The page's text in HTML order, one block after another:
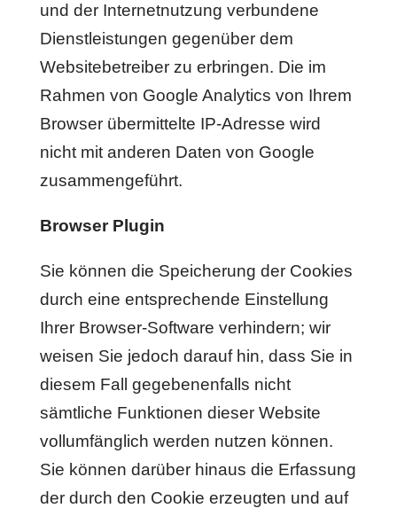
und der Internetnutzung verbundene
Dienstleistungen gegenüber dem
Websitebetreiber zu erbringen. Die im
Rahmen von Google Analytics von Ihrem
Browser übermittelte IP-Adresse wird
nicht mit anderen Daten von Google
zusammengeführt.
Browser Plugin
Sie können die Speicherung der Cookies
durch eine entsprechende Einstellung
Ihrer Browser-Software verhindern; wir
weisen Sie jedoch darauf hin, dass Sie in
diesem Fall gegebenenfalls nicht
sämtliche Funktionen dieser Website
vollumfänglich werden nutzen können.
Sie können darüber hinaus die Erfassung
der durch den Cookie erzeugten und auf